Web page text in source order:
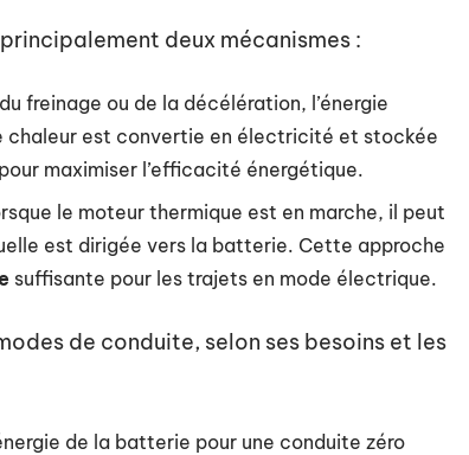
deux mécanismes :
freinage ou de la décélération, l’énergie
chaleur est convertie en électricité et stockée
maximiser l’efficacité énergétique.
le moteur thermique est en marche, il peut
est dirigée vers la batterie. Cette approche
suffisante pour les trajets en mode électrique.
de conduite, selon ses besoins et les
de la batterie pour une conduite zéro